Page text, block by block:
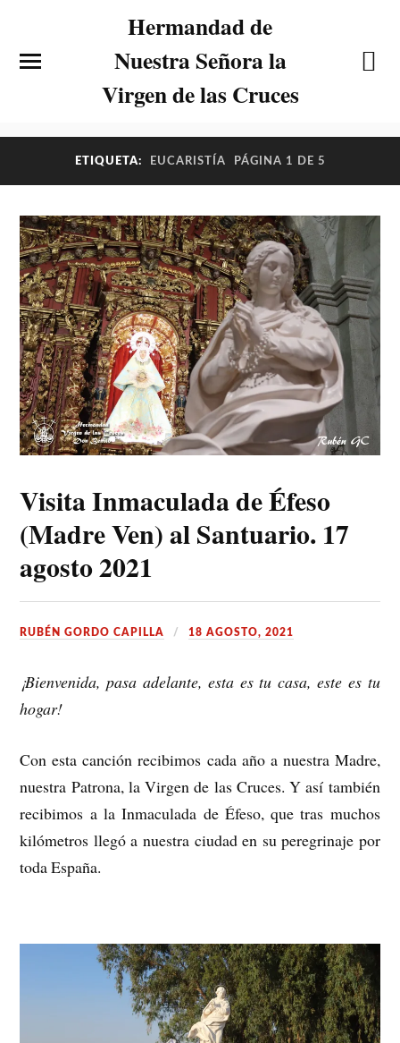
Hermandad de
Nuestra Señora la
Virgen de las Cruces
ETIQUETA: EUCARISTÍA PÁGINA 1 DE 5
Visita Inmaculada de Éfeso
(Madre Ven) al Santuario. 17
agosto 2021
RUBÉN GORDO CAPILLA 18 AGOSTO, 2021
¡Bienvenida, pasa adelante, esta es tu casa, este es tu
hogar!
Con esta canción recibimos cada año a nuestra Madre,
nuestra Patrona, la Virgen de las Cruces. Y así también
recibimos a la Inmaculada de Éfeso, que tras muchos
kilómetros llegó a nuestra ciudad en su peregrinaje por
toda España.